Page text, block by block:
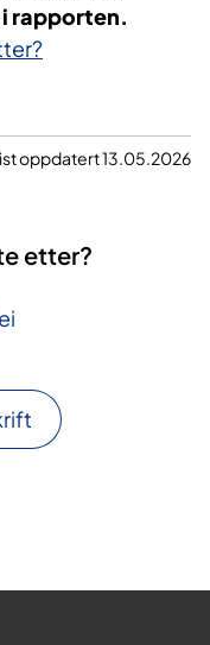
rapporten.
oppdatert 13.05.2026
etter?